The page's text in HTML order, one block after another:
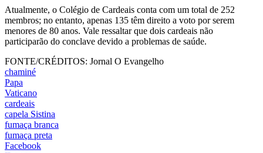
Atualmente, o Colégio de Cardeais conta com um total de 252
membros; no entanto, apenas 135 têm direito a voto por serem
menores de 80 anos. Vale ressaltar que dois cardeais não
participarão do conclave devido a problemas de saúde.
FONTE/CRÉDITOS: Jornal O Evangelho
chaminé
Papa
Vaticano
cardeais
capela Sistina
fumaça branca
fumaça preta
Facebook